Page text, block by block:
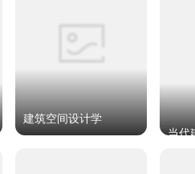
建筑空间设计学